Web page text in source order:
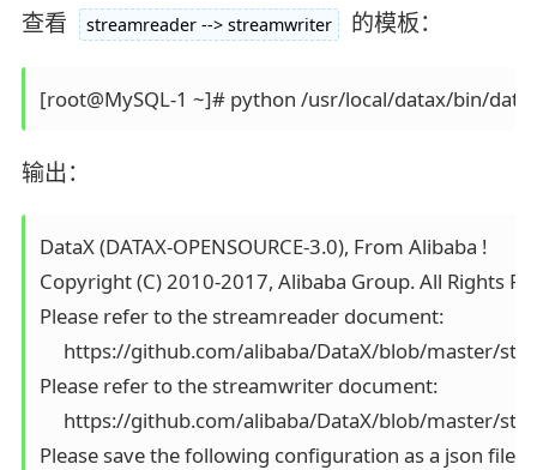
查看 streamreader --> streamwriter 的模板：
输出：
DataX (DATAX-OPENSOURCE-3.0), From Alibaba !
Copyright (C) 2010-2017, Alibaba Group. All Rights
Please refer to the streamreader document:
https://github.com/alibaba/DataX/blob/
Please refer to the streamwriter document:
https://github.com/alibaba/DataX/blob/master/
Please save the following configuration as a json file